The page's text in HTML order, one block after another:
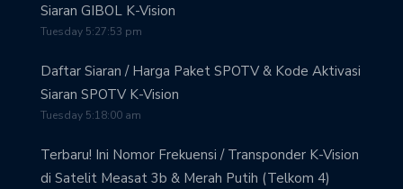
Siaran GIBOL K-Vision
Tuesday 5:27:53 pm
Daftar Siaran / Harga Paket SPOTV & Kode Aktivasi
Siaran SPOTV K-Vision
Tuesday 5:18:00 am
Terbaru! Ini Nomor Frekuensi / Transponder K-Vision
di Satelit Measat 3b & Merah Putih (Telkom 4)